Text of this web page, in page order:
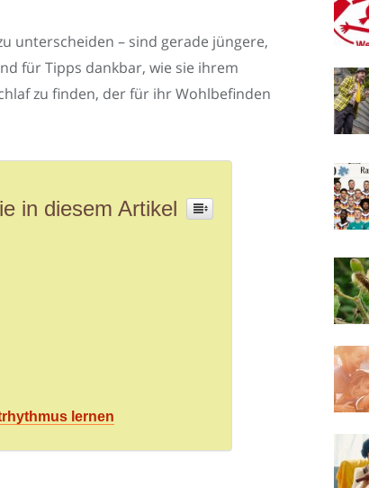
unterscheiden – sind gerade jüngere,
für Tipps dankbar, wie sie ihrem
zu finden, der für ihr Wohlbefinden
in diesem Artikel
lernen